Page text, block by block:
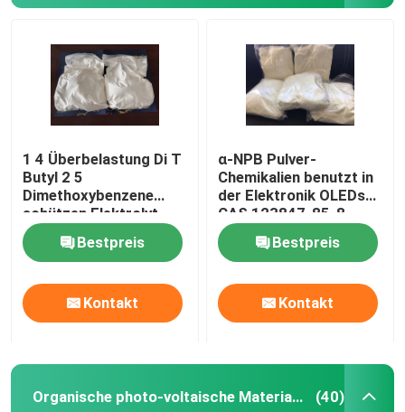
1 4 Überbelastung Di T
Butyl 2 5
Dimethoxybenzene
schützen Elektrolyt-
Zusatz
Bestpreis
Kontakt
α-NPB Pulver-
Chemikalien benutzt in
der Elektronik OLEDs
CAS 123847-85-8
Bestpreis
Kontakt
Organische photo-voltaische Materialien (40)